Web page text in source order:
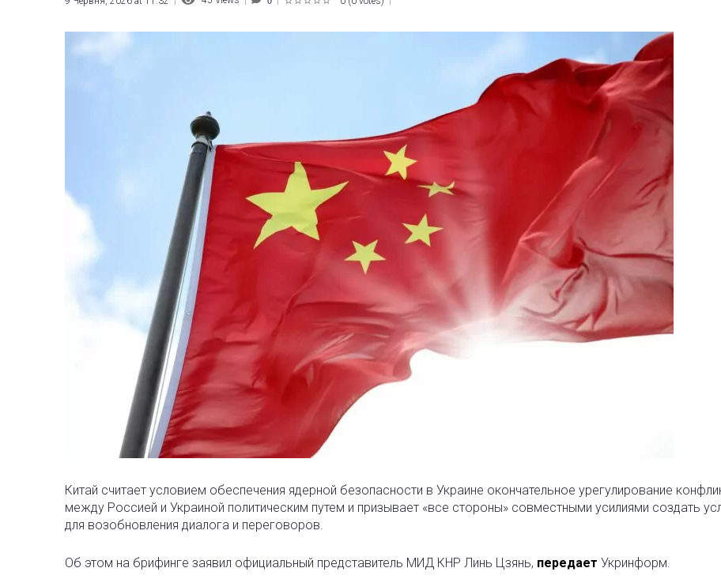
Китай считает условием обеспечения ядерной безопасности в Украине окончательное урегулирование
между Россией и Украиной политическим путем и призывает «все стороны» совместными усилиями создать
для возобновления диалога и переговоров.
Об этом на брифинге заявил официальный представитель МИД КНР Линь Цзянь, передает Укринформ.